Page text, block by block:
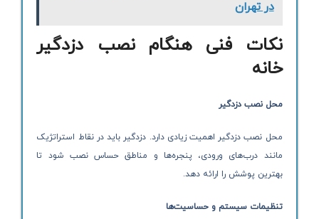
در تهران
نکات فنی هنگام نصب دزدگیر
خانه
محل نصب دزدگیر
محل نصب دزدگیر اهمیت زیادی دارد. دزدگیر باید در نقاط استراتژیک
مانند درب‌های ورودی، پنجره‌ها و مناطق حساس نصب شود تا
بهترین پوشش را ارائه دهد.
تنظیمات سیستم و حساسیت‌ها